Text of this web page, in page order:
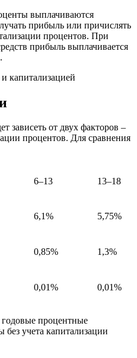
выплачиваются
прибыль или причислять
процентов. При
прибыль выплачивается
зависеть от двух факторов –
процентов. Для сравнения
6–13 13–18
6,1% 5,75%
0,85% 1,3%
0,01% 0,01%
процентные
без учета капитализации